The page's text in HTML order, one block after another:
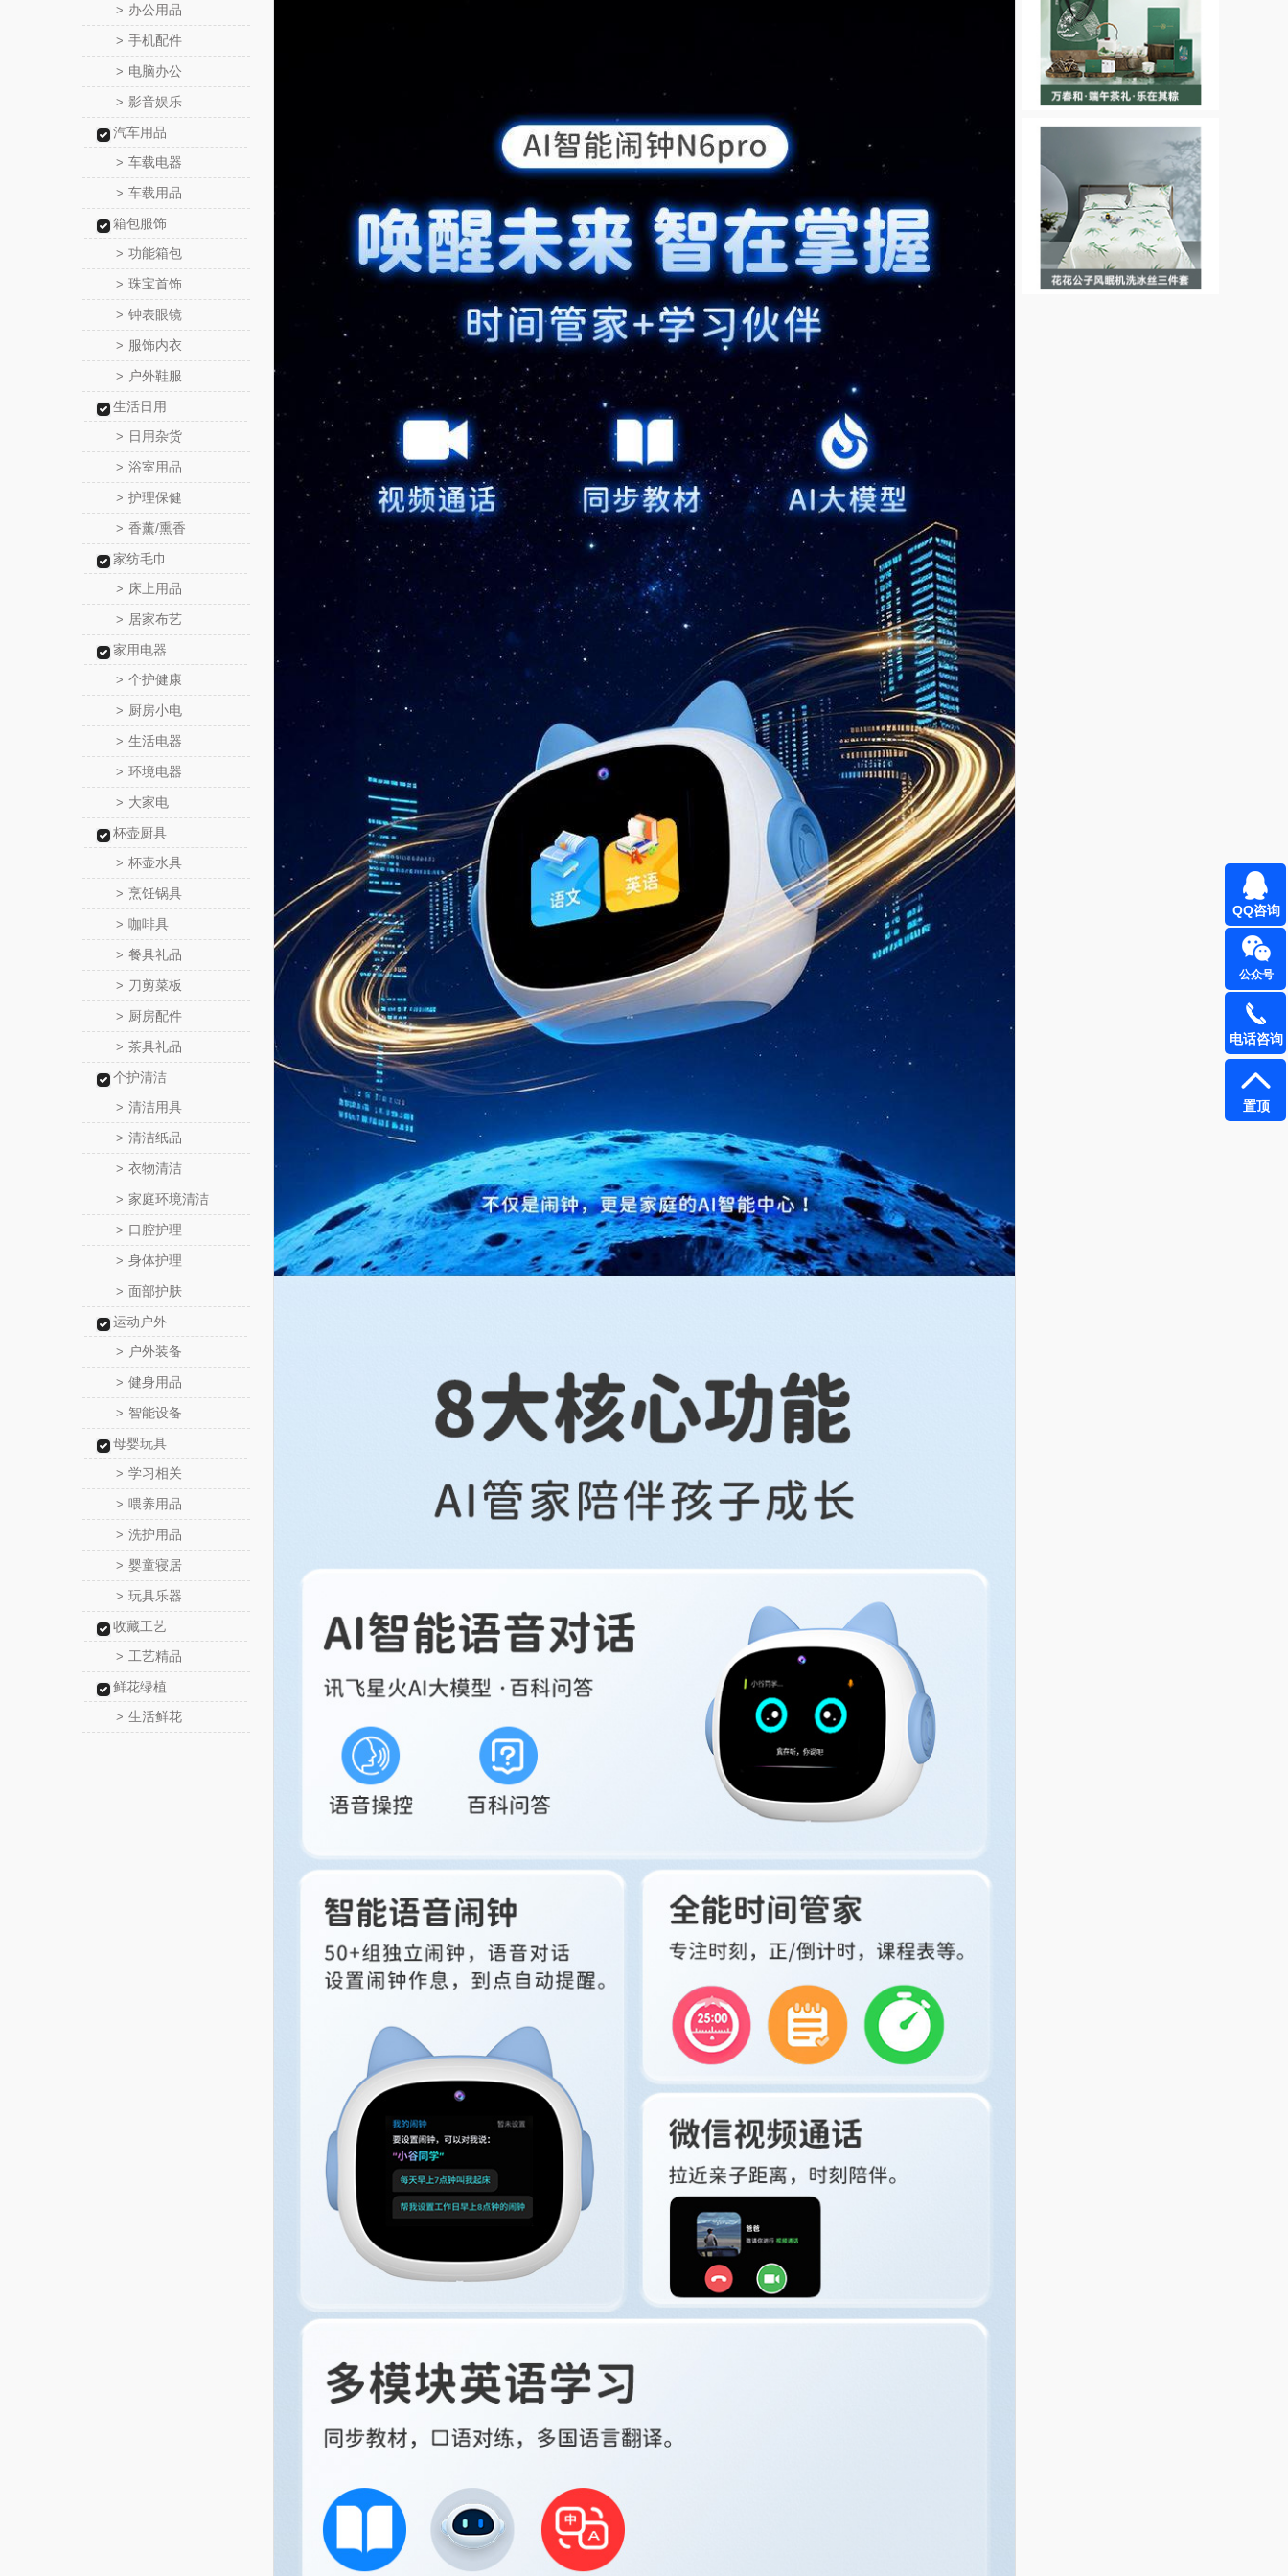
> 办公用品
> 手机配件
> 电脑办公
> 影音娱乐
汽车用品
> 车载电器
> 车载用品
箱包服饰
> 功能箱包
> 珠宝首饰
> 钟表眼镜
> 服饰内衣
> 户外鞋服
生活日用
> 日用杂货
> 浴室用品
> 护理保健
> 香薰/熏香
家纺毛巾
> 床上用品
> 居家布艺
家用电器
> 个护健康
> 厨房小电
> 生活电器
> 环境电器
> 大家电
杯壶厨具
> 杯壶水具
> 烹饪锅具
> 咖啡具
> 餐具礼品
> 刀剪菜板
> 厨房配件
> 茶具礼品
个护清洁
> 清洁用具
> 清洁纸品
> 衣物清洁
> 家庭环境清洁
> 口腔护理
> 身体护理
> 面部护肤
运动户外
> 户外装备
> 健身用品
> 智能设备
母婴玩具
> 学习相关
> 喂养用品
> 洗护用品
> 婴童寝居
> 玩具乐器
收藏工艺
> 工艺精品
鲜花绿植
> 生活鲜花
QQ咨询
公众号
电话咨询
置顶